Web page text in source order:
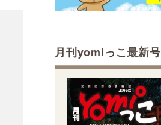
月刊yomiっこ最新号